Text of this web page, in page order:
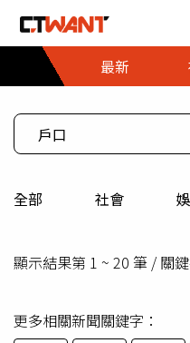
最新
全部 社會
顯示結果第 1 ~ 20 筆 / 關
更多相關新聞關鍵字：